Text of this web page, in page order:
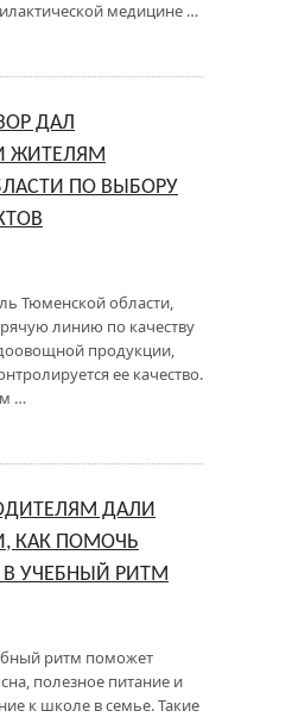
медицине …
ДАЛ
ЖИТЕЛЯМ
ПО ВЫБОРУ
Тюменской области,
линию по качеству
продукции,
ее качество.
…
ДАЛИ
КАК ПОМОЧЬ
В УЧЕБНЫЙ РИТМ
ритм поможет
полезное питание и
к школе в семье. Такие